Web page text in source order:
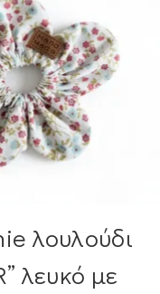
λουλούδι
λευκό με